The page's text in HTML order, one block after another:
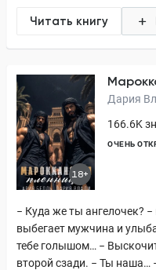
Читать книгу
18+
Дария
166.6K
ОЧЕНЬ
− Куда же ты ангелочек?
выбегает мужчина и
тебе голышом… −
второй сзади. − Ты наша…